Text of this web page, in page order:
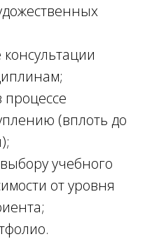
(вплоть до
учебного
от уровня